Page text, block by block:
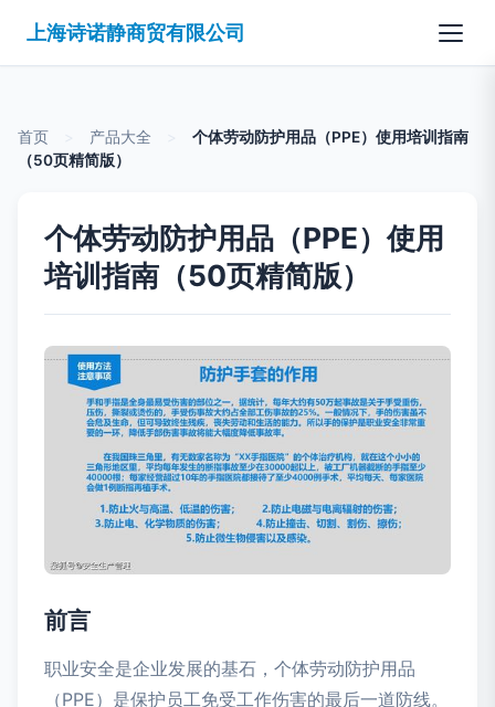
上海诗诺静商贸有限公司
首页 产品大全
个体劳动防护用品（PPE）使用培训指南
（50页精简版）
个体劳动防护用品（PPE）使用
培训指南（50页精简版）
前言
职业安全是企业发展的基石，个体劳动防护用品
（PPE）是保护员工免受工作伤害的最后一道防线。